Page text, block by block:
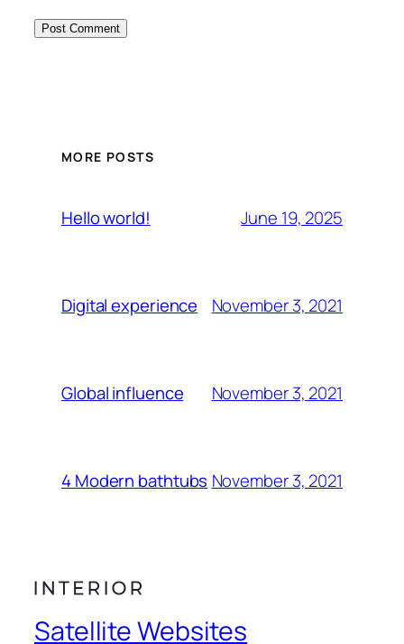
MORE POSTS
Hello world! June 19, 2025
Digital experience November 3, 2021
Global influence November 3, 2021
4 Modern bathtubs November 3, 2021
Satellite Websites